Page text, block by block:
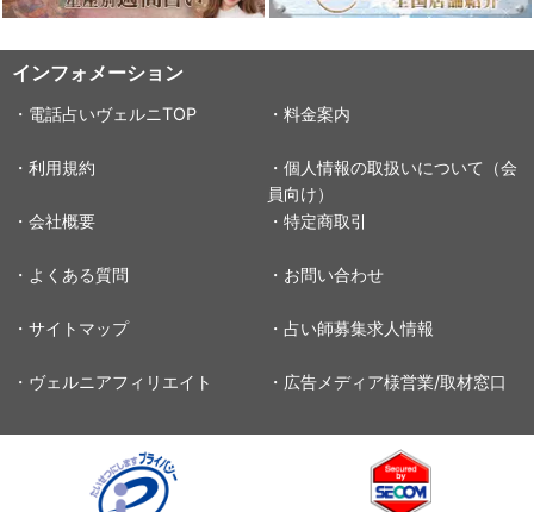
インフォメーション
・電話占いヴェルニTOP ・料金案内
・利用規約
・個人情報の取扱いについて（会
員向け）
・会社概要
・特定商取引
・よくある質問 ・お問い合わせ
・サイトマップ ・占い師募集求人情報
・ヴェルニアフィリエイト ・広告メディア様営業/取材窓口